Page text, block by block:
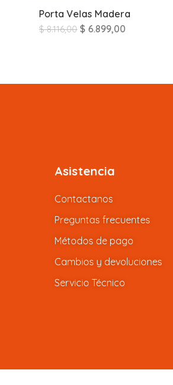
Porta Velas Madera
$8.116,00 $ 6.899,00
Asistencia
Contactanos
Preguntas frecuentes
Métodos de pago
Cambios y devoluciones
Servicio Técnico